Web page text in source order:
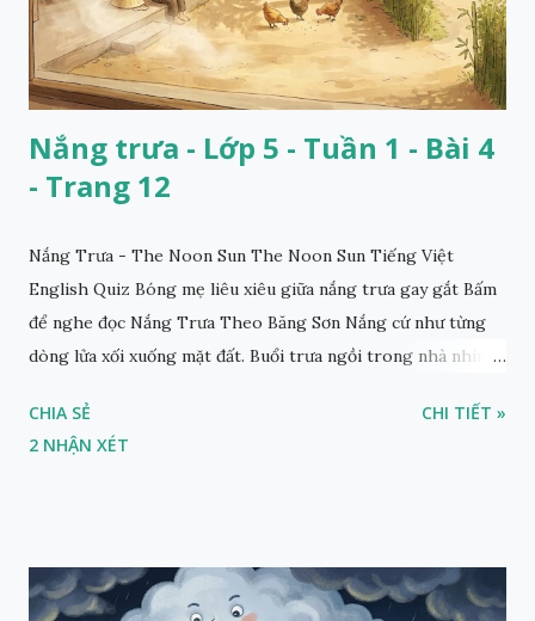
Nắng trưa - Lớp 5 - Tuần 1 - Bài 4
- Trang 12
Nắng Trưa - The Noon Sun The Noon Sun Tiếng Việt
English Quiz Bóng mẹ liêu xiêu giữa nắng trưa gay gắt Bấm
để nghe đọc Nắng Trưa Theo Băng Sơn Nắng cứ như từng
dòng lửa xối xuống mặt đất. Buổi trưa ngồi trong nhà nhìn
CHIA SẺ
2 NHẬN XÉT
CHI TIẾT »